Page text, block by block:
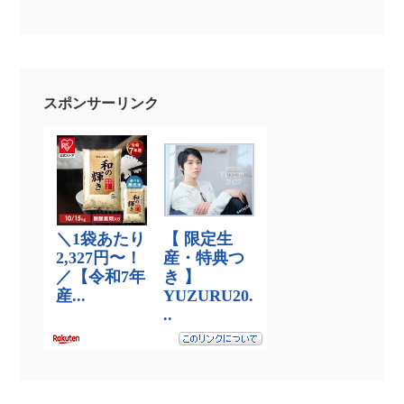
スポンサーリンク